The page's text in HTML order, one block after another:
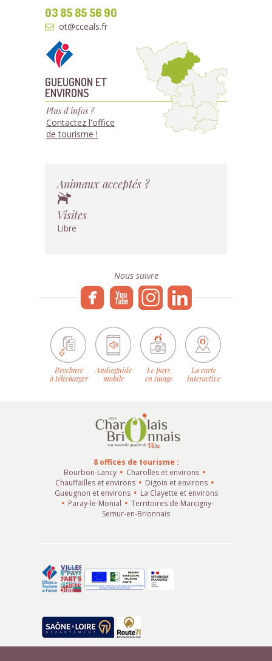
03 85 85 56 90
ot@cceals.fr
GUEUGNON ET
ENVIRONS
Plus d'infos ?
Contactez l'office
de tourisme !
Animaux acceptés ?
Visites
Libre
Nous suivre
Brochure
à télécharger
Audioguide
mobile
Le pays
en image
La carte
interactive
8 offices de tourisme :
Bourbon-Lancy
Charolles et environs
Chauffailles et environs
Digoin et environs
Gueugnon et environs
La Clayette et environs
Paray-le-Monial
Territoires de Marcigny-
Semur-en-Brionnais